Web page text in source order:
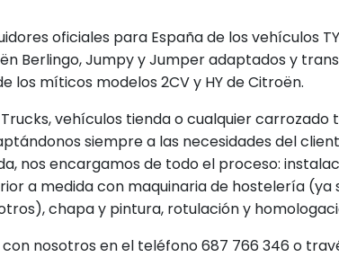
oficiales para España de los vehículos
Berlingo, Jumpy y Jumper adaptados y
los míticos modelos 2CV y HY de Citroën.
Trucks, vehículos tienda o cualquier
siempre a las necesidades del
nos encargamos de todo el proceso:
a medida con maquinaria de hostelería
chapa y pintura, rotulación y
nosotros en el teléfono 687 766 346 o